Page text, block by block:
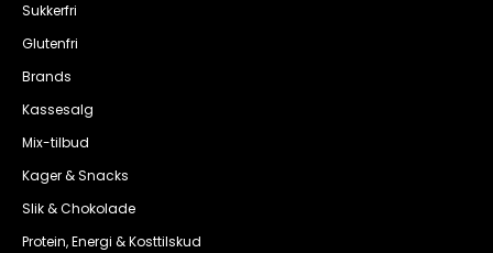
Sukkerfri
Glutenfri
Brands
Kassesalg
Mix-tilbud
Kager & Snacks
Slik & Chokolade
Protein, Energi & Kosttilskud